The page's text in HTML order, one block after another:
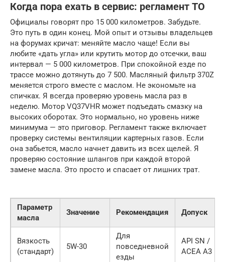
Когда пора ехать в сервис: регламент ТО
Официалы говорят про 15 000 километров. Забудьте.
Это путь в один конец. Мой опыт и отзывы владельцев
на форумах кричат: меняйте масло чаще! Если вы
любите «дать угла» или крутить мотор до отсечки, ваш
интервал — 5 000 километров. При спокойной езде по
трассе можно дотянуть до 7 500. Масляный фильтр 370Z
меняется строго вместе с маслом. Не экономьте на
спичках. Я всегда проверяю уровень масла раз в
неделю. Мотор VQ37VHR может подъедать смазку на
высоких оборотах. Это нормально, но уровень ниже
минимума — это приговор. Регламент также включает
проверку системы вентиляции картерных газов. Если
она забьется, масло начнет давить из всех щелей. Я
проверяю состояние шлангов при каждой второй
замене масла. Это просто и спасает от лишних трат.
Параметр
масла
Значение Рекомендация Допуск
Вязкость
(стандарт)
5W-30
Для
повседневной
езды
API SN /
ACEA A3